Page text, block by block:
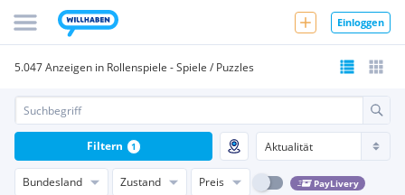
Einloggen
5.047 Anzeigen in Rollenspiele - Spiele / Puzzles
Bundesland Zustand Preis PayLivery
Filtern 1